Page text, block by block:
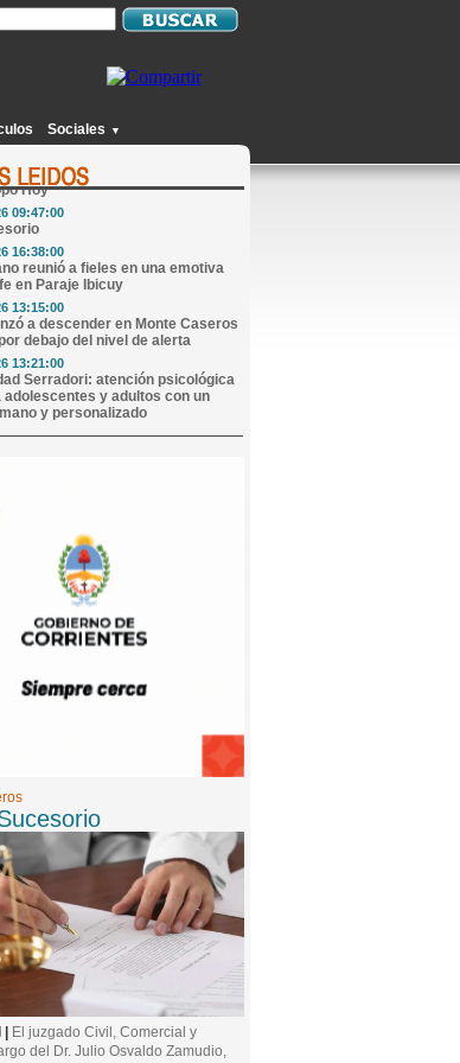
Sociales ▼
crecer en familia
Hoy
09:47:00
16:38:00
reunió a fieles en una emotiva
en Paraje Ibicuy
13:15:00
a descender en Monte Caseros
debajo del nivel de alerta
13:21:00
Serradori: atención psicológica
y adultos con un
y personalizado
El juzgado Civil, Comercial y
del Dr. Julio Osvaldo Zamudio,